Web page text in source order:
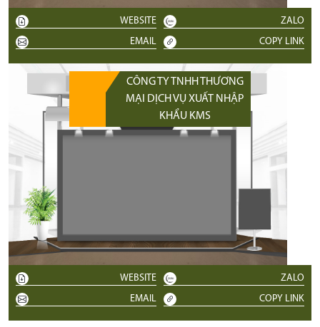
WEBSITE
ZALO
EMAIL
COPY LINK
CÔNG TY TNHH THƯƠNG
MẠI DỊCH VỤ XUẤT NHẬP
KHẨU KMS
WEBSITE
ZALO
EMAIL
COPY LINK